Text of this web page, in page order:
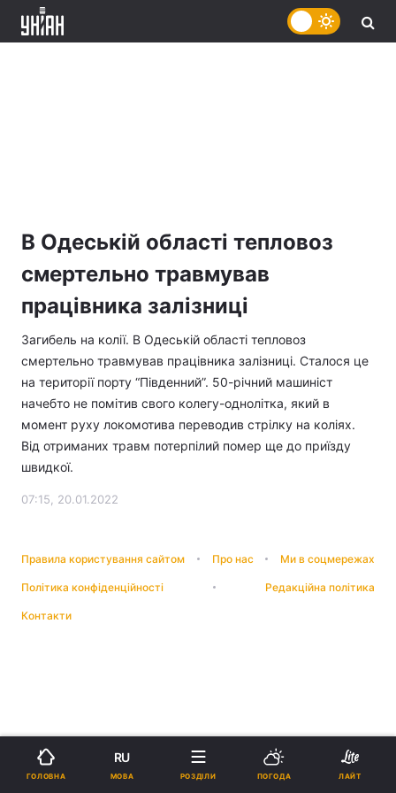
В Одеській області тепловоз
смертельно травмував
працівника залізниці
Загибель на колії. В Одеській області тепловоз
смертельно травмував працівника залізниці. Сталося це
на території порту “Південний”. 50-річний машиніст
начебто не помітив свого колегу-однолітка, який в
момент руху локомотива переводив стрілку на коліях.
Від отриманих травм потерпілий помер ще до приїзду
швидкої.
07:15, 20.01.2022
Правила користування сайтом Про нас Ми в соцмережах
Політика конфіденційності Редакційна політика
Контакти
ГОЛОВНА
RU
МОВА РОЗДІЛИ ПОГОДА ЛАЙТ